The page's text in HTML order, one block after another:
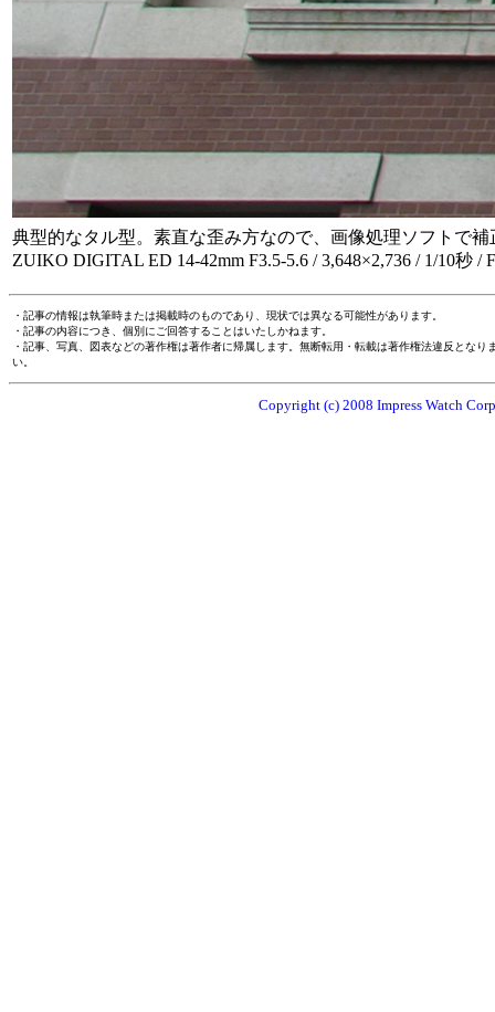
典型的なタル型。素直な歪み方なので、画像処理ソフトで
ZUIKO DIGITAL ED 14-42mm F3.5-5.6 / 3,648×2,736 / 1/10秒 /
・記事の情報は執筆時または掲載時のものであり、現状では異なる可能性があります。
・記事の内容につき、個別にご回答することはいたしかねます。
・記事、写真、図表などの著作権は著作者に帰属します。無断転用・転載は著作権法違反とな
い。
Copyright (c) 2008 Impress Watch